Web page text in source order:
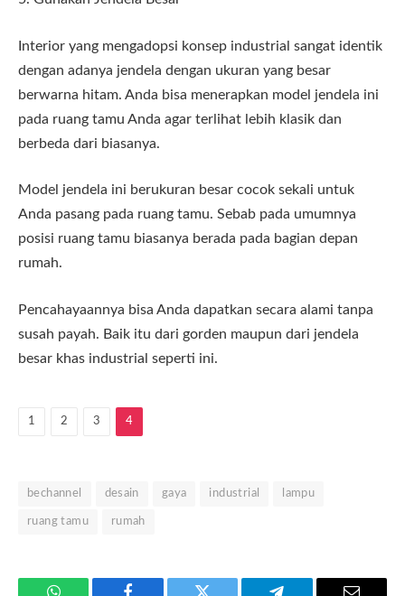
Interior yang mengadopsi konsep industrial sangat identik
dengan adanya jendela dengan ukuran yang besar
berwarna hitam. Anda bisa menerapkan model jendela ini
pada ruang tamu Anda agar terlihat lebih klasik dan
berbeda dari biasanya.
Model jendela ini berukuran besar cocok sekali untuk
Anda pasang pada ruang tamu. Sebab pada umumnya
posisi ruang tamu biasanya berada pada bagian depan
rumah.
Pencahayaannya bisa Anda dapatkan secara alami tanpa
susah payah. Baik itu dari gorden maupun dari jendela
besar khas industrial seperti ini.
1 2 3 4
bechannel desain gaya industrial lampu
ruang tamu rumah